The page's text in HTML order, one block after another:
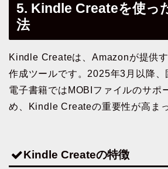
5. Kindle Createを使っ
法
Kindle Createは、Amazonが提供
作成ツールです。2025年3月以降、
電子書籍ではMOBIファイルのサポ
め、Kindle Createの重要性が高ま
Kindle Createの特徴